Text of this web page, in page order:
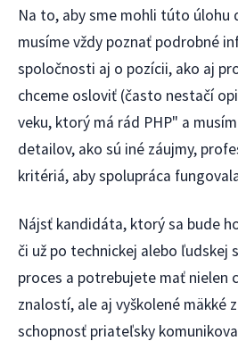
Na to, aby sme mohli túto úlohu
musíme vždy poznať podrobné
spoločnosti aj o pozícii, ako aj
chceme osloviť (často nestačí
veku, ktorý má rád PHP" a
detailov, ako sú iné záujmy,
kritériá, aby spolupráca
Nájsť kandidáta, ktorý sa bude
či už po technickej alebo ľudskej
proces a potrebujete mať nielen
znalostí, ale aj vyškolené mäkké
schopnosť priateľsky